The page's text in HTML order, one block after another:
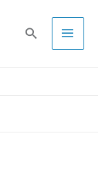
Pesquisa